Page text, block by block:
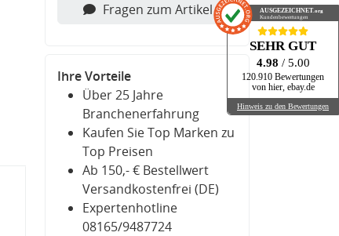
Fragen zum Artikel
Ihre Vorteile
Über 25 Jahre
Branchenerfahrung
Kaufen Sie Top Marken zu
Top Preisen
Ab 150,- € Bestellwert
Versandkostenfrei (DE)
Expertenhotline
08165/9487724
AUSGEZEICHNET .org
Kundenbewertungen
SEHR GUT
4.98 / 5.00
120.910 Bewertungen
von hier, ebay.de
Hinweis zu den Bewertungen